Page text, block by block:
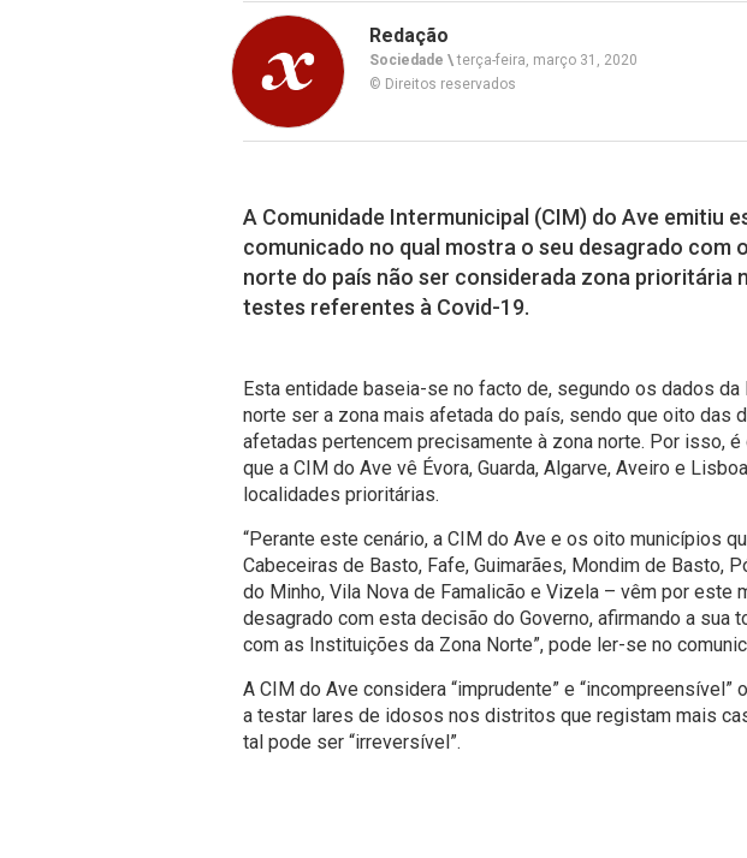
Redação
Sociedade \terça-feira, março 31, 2020
© Direitos reservados
A Comunidade Intermunicipal (CIM) do Ave emitiu
comunicado no qual mostra o seu desagrado com
norte do país não ser considerada zona prioritária
testes referentes à Covid-19.
Esta entidade baseia-se no facto de, segundo os dados da
norte ser a zona mais afetada do país, sendo que oito das
afetadas pertencem precisamente à zona norte. Por isso, é
que a CIM do Ave vê Évora, Guarda, Algarve, Aveiro e
localidades prioritárias.
“Perante este cenário, a CIM do Ave e os oito municípios
Cabeceiras de Basto, Fafe, Guimarães, Mondim de Basto,
do Minho, Vila Nova de Famalicão e Vizela – vêm por este
desagrado com esta decisão do Governo, afirmando a sua
com as Instituições da Zona Norte”, pode ler-se no
A CIM do Ave considera “imprudente” e “incompreensível”
a testar lares de idosos nos distritos que registam mais
tal pode ser “irreversível”.